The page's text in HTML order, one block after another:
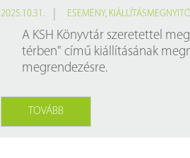
2025.10.31. ESEMÉNY, KIÁLLÍTÁSMEGNYITÓ
A KSH Könyvtár szeretettel
térben" című kiállításának
megrendezésre.
TOVÁBB